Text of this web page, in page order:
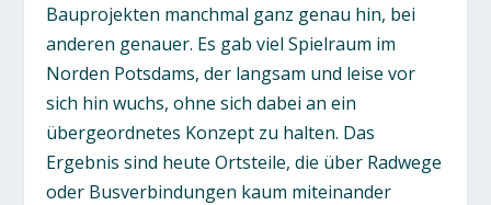
Bauprojekten manchmal ganz genau hin, bei
anderen genauer. Es gab viel Spielraum im
Norden Potsdams, der langsam und leise vor
sich hin wuchs, ohne sich dabei an ein
übergeordnetes Konzept zu halten. Das
Ergebnis sind heute Ortsteile, die über Radwege
oder Busverbindungen kaum miteinander